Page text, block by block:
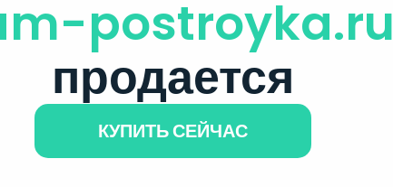
postroyka.ru
продается
КУПИТЬ СЕЙЧАС